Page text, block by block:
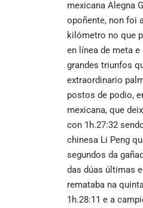
mexicana Alegna
opoñente, non foi
kilómetro no que
en línea de meta
grandes triunfos
extraordinario
postos de podio,
mexicana, que
con 1h.27:32
chinesa Li Peng
segundos da
das dúas últimas
remataba na
1h.28:11 e a